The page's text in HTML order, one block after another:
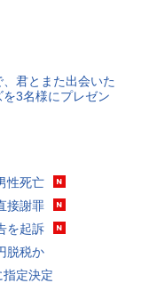
君とまた出会いた
3名様にプレゼン
性死亡
接謝罪
を起訴
脱税か
定決定